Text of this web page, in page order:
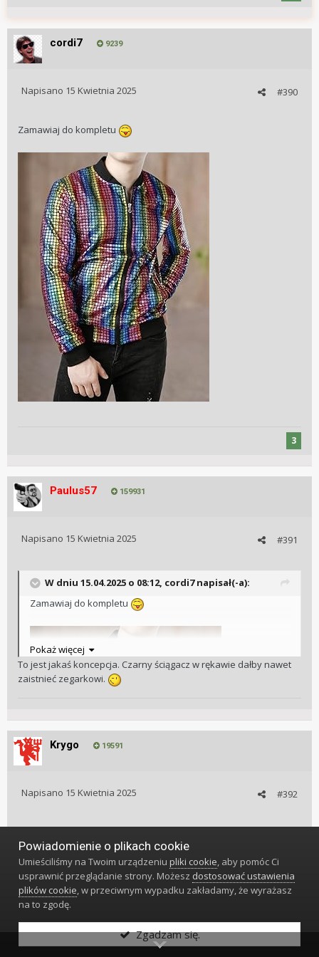
cordi7 9239
#390
Napisano 15 Kwietnia 2025
Zamawiaj do kompletu
3
Paulus57 159931
#391
Napisano 15 Kwietnia 2025
W dniu 15.04.2025 o 08:12, cordi7napisał(-a):
Zamawiaj do kompletu
Pokaż więcej
To jest jakaś koncepcja. Czarny ściągacz w rękawie dałby nawet
zaistnieć zegarkowi.
Krygo 19591
#392
Napisano 15 Kwietnia 2025
Powiadomienie o plikach cookie
Umieściliśmy na Twoim urządzeniupliki cookie, aby pomóc Ci
usprawnić przeglądanie strony. Możesz dostosować ustawienia
plików cookie, w przeciwnym wypadku zakładamy, że wyrażasz
na to zgodę.
Zgadzam się.